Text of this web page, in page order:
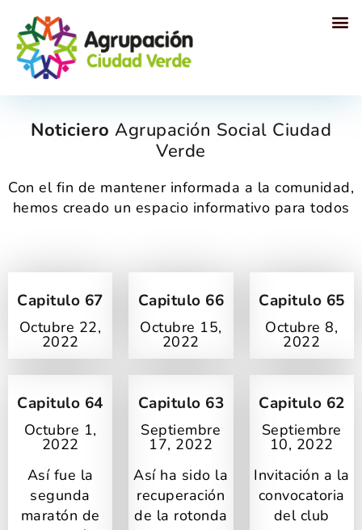
Noticiero Agrupación Social Ciudad
Verde
Con el fin de mantener informada a la comunidad,
hemos creado un espacio informativo para todos
Capitulo 67
Octubre 22,
2022
Capitulo 66
Octubre 15,
2022
Capitulo 65
Octubre 8,
2022
Capitulo 64
Octubre 1,
2022
Así fue la
segunda
maratón de
Capitulo 63
Septiembre
17, 2022
Así ha sido la
recuperación
de la rotonda
Capitulo 62
Septiembre
10, 2022
Invitación a la
convocatoria
del club